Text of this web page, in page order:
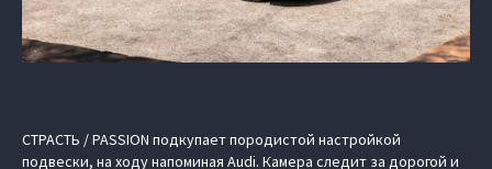
СТРАСТЬ / PASSION подкупает породистой настройкой
подвески, на ходу напоминая Audi. Камера следит за дорогой и